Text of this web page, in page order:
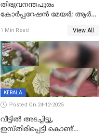
തിരുവനന്തപുരം
കോര്‍പ്പറേഷന്‍ മേയർ; ആര്‍
1 Min Read View All
KERALA
Posted On 24-12-2025
വീട്ടിൽ അടച്ചിട്ടു,
ഇസ്തിരിപ്പെട്ടി കൊണ്ട്